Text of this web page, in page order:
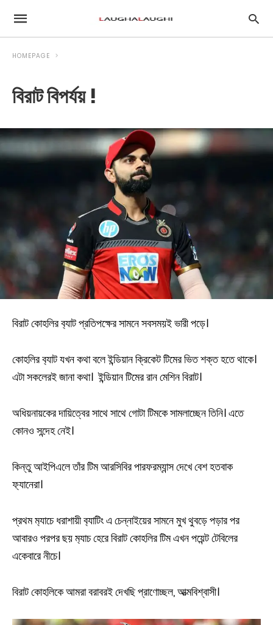
HOMEPAGE
বিরাট বিপর্যয় !
বিরাট কোহলির ব‍্যাট প্রতিপক্ষের সামনে সবসময়ই ভারী পড়ে।
কোহলির ব‍্যাট যখন কথা বলে ইন্ডিয়ান ক্রিকেট টিমের ভিত শক্ত হতে থাকে।
এটা সকলেরই জানা কথা। ইন্ডিয়ান টিমের রান মেশিন বিরাট।
অধিয়নায়কের দায়িত্বের সাথে সাথে গোটা টিমকে সামলাচ্ছেন তিনি‌। এতে
কোনও সন্দেহ নেই।
কিন্তু আইপিএলে তাঁর টিম আরসিবির পারফরম্যান্স দেখে বেশ হতবাক
ফ‍্যানেরা।
প্রথম ম‍্যাচে ধরাশায়ী ব‍্যাটিং এ চেন্নাইয়ের সামনে মুখ থুবড়ে পড়ার পর
আবারও পরপর ছয় ম‍্যাচ হেরে বিরাট কোহলির টিম এখন পয়েন্ট টেবিলের
একেবারে নীচে।
বিরাট কোহলিকে আমরা বরাবরই দেখছি প্রাণোচ্ছল, আত্মবিশ্বাসী।